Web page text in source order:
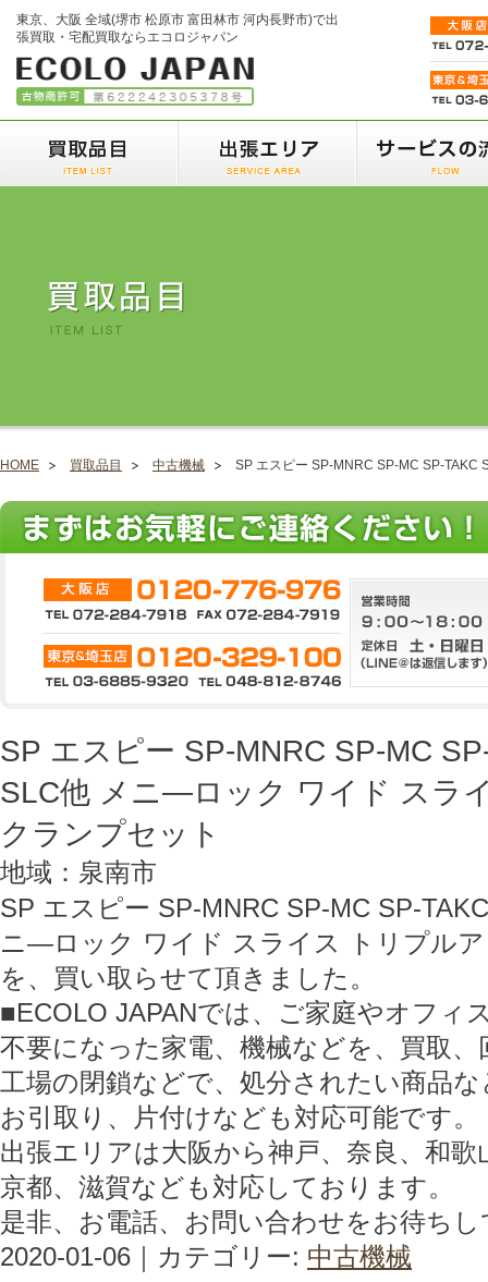
東京、大阪 全域(堺市 松原市 富田林市 河内長野市)で出
張買取・宅配買取ならエコロジャパン
HOME 買取品目 中古機械 SP エスピー SP-MNRC SP-MC SP-
SP エスピー SP-MNRC SP-MC
SLC他 メニ―ロック ワイド スラ
クランプセット
地域：泉南市
SP エスピー SP-MNRC SP-MC SP-
ニ―ロック ワイド スライス トリプル
を、買い取らせて頂きました。
■ECOLO JAPANでは、ご家庭やオフィ
不要になった家電、機械などを、買取
工場の閉鎖などで、処分されたい商品な
お引取り、片付けなども対応可能です。
出張エリアは大阪から神戸、奈良、和歌
京都、滋賀なども対応しております。
是非、お電話、お問い合わせをお待ち
2020-01-06｜カテゴリー: 中古機械